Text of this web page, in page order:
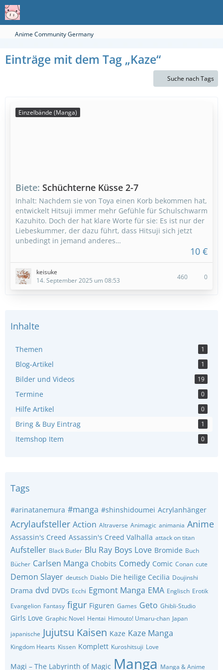
Anime Community Germany
Einträge mit dem Tag „Kaze“
Suche nach Tags
Einzelbände (Manga)
Biete Schüchterne Küsse 2-7
Inhalt: Nachdem sie von Toya einen Korb bekommen hat,
entwickelt Hitsuji immer mehr Gefühle für Schulschwarm
Kazuhito. Doch der hat klare Worte für sie: Es ist nur der
Liebeskummer, der dazu führt, dass Hitsuji sich jetzt
unbedingt in jemand anderes…
10 €
keisuke
14. September 2025 um 08:53
460 0
Inhalte
Themen 1
Blog-Artikel 1
Bilder und Videos 19
Termine 0
Hilfe Artikel 0
Bring & Buy Eintrag 1
Itemshop Item 0
Tags
#arinatanemura #manga #shinshidoumei Acrylanhänger
Acrylaufsteller Action Altraverse Animagic animania Anime
Assassin's Creed Assassin's Creed Valhalla attack on titan
Aufsteller Black Butler Blu Ray Boys Love Bromide Buch
Bücher Carlsen Manga Chobits Comedy Comic Conan cute
Demon Slayer deutsch Diablo Die heilige Cecilia Doujinshi
Drama dvd DVDs Ecchi Egmont Manga EMA Englisch Erotik
Evangelion Fantasy figur Figuren Games Geto Ghibli-Studio
Girls Love Graphic Novel Hentai Himouto! Umaru-chan Japan
japanische Jujutsu Kaisen Kaze Kaze Manga
Kingdom Hearts Kissen Komplett Kuroshitsuji Love
Magi – The Labyrinth of Magic Manga Manga & Anime